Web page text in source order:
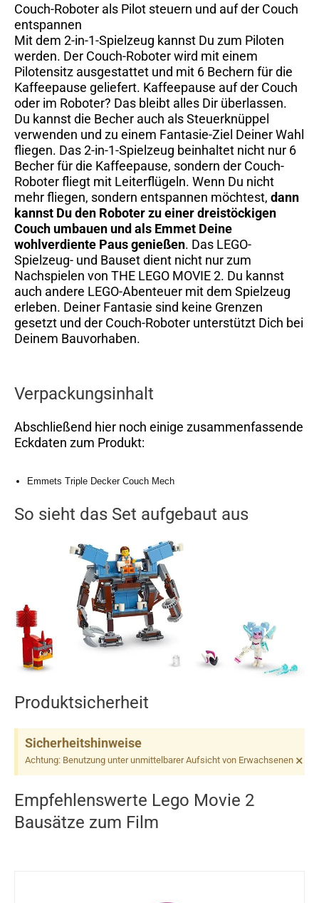
Couch-Roboter als Pilot steuern und auf der Couch
entspannen
Mit dem 2-in-1-Spielzeug kannst Du zum Piloten
werden. Der Couch-Roboter wird mit einem
Pilotensitz ausgestattet und mit 6 Bechern für die
Kaffeepause geliefert. Kaffeepause auf der Couch
oder im Roboter? Das bleibt alles Dir überlassen.
Du kannst die Becher auch als Steuerknüppel
verwenden und zu einem Fantasie-Ziel Deiner Wahl
fliegen. Das 2-in-1-Spielzeug beinhaltet nicht nur 6
Becher für die Kaffeepause, sondern der Couch-
Roboter fliegt mit Leiterflügeln. Wenn Du nicht
mehr fliegen, sondern entspannen möchtest, dann
kannst Du den Roboter zu einer dreistöckigen
Couch umbauen und als Emmet Deine
wohlverdiente Paus genießen. Das LEGO-
Spielzeug- und Bauset dient nicht nur zum
Nachspielen von THE LEGO MOVIE 2. Du kannst
auch andere LEGO-Abenteuer mit dem Spielzeug
erleben. Deiner Fantasie sind keine Grenzen
gesetzt und der Couch-Roboter unterstützt Dich bei
Deinem Bauvorhaben.
Verpackungsinhalt
Abschließend hier noch einige zusammenfassende
Eckdaten zum Produkt:
Emmets Triple Decker Couch Mech
So sieht das Set aufgebaut aus
Produktsicherheit
Sicherheitshinweise
Achtung: Benutzung unter unmittelbarer Aufsicht von Erwachsenen ×
Empfehlenswerte Lego Movie 2
Bausätze zum Film